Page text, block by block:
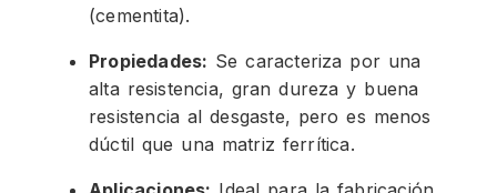
(cementita).
Propiedades: Se caracteriza por una
alta resistencia, gran dureza y buena
resistencia al desgaste, pero es menos
dúctil que una matriz ferrítica.